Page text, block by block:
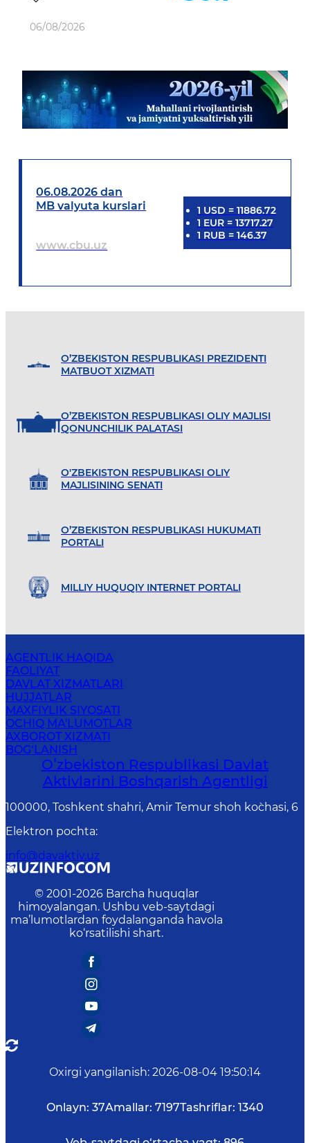
06/08/2026
06.08.2026 dan
MB valyuta kurslari
www.cbu.uz
1 USD = 11886.72
1 EUR= 13717.27
1 RUB = 146.37
O’ZBEKISTON RESPUBLIKASI PREZIDENTI
MATBUOT XIZMATI
O’ZBEKISTON RESPUBLIKASI OLIY MAJLISI
QONUNCHILIK PALATASI
O'ZBEKISTON RESPUBLIKASI OLIY
MAJLISINING SENATI
O’ZBEKISTON RESPUBLIKASI HUKUMATI
PORTALI
MILLIY HUQUQIY INTERNET PORTALI
AGENTLIK HAQIDA
FAOLIYAT
DAVLAT XIZMATLARI
HUJJATLAR
MAXFIYLIK SIYOSATI
OCHIQ MA'LUMOTLAR
AXBOROT XIZMATI
BOG‘LANISH
Oʻzbekiston Respublikasi Davlat
Aktivlarini Boshqarish Agentligi
100000, Toshkent shahri, Amir Temur shoh ko`chasi, 6
Elektron pochta:
info@davaktiv.uz
© 2001-2026 Barcha huquqlar
himoyalangan. Ushbu veb-saytdagi
ma’lumotlardan foydalanganda havola
ko‘rsatilishi shart.
Oxirgi yangilanish: 2026-08-04 19:50:14
Onlayn: 37Amallar: 7197Tashriflar: 1340